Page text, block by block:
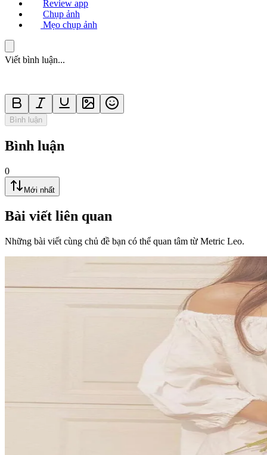
Review app
Chụp ảnh
Mẹo chụp ảnh
Viết bình luận...
Bình luận
Bình luận
0
Mới nhất
Bài viết liên quan
Những bài viết cùng chủ đề bạn có thể quan tâm từ Metric Leo.